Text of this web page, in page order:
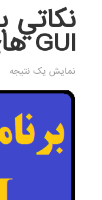
نكاتي
GUI هاي كارآمدتر
نمایش یک نتیجه